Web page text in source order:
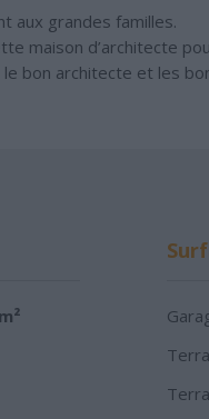
aux grandes familles.
maison d’architecte
le bon architecte et les